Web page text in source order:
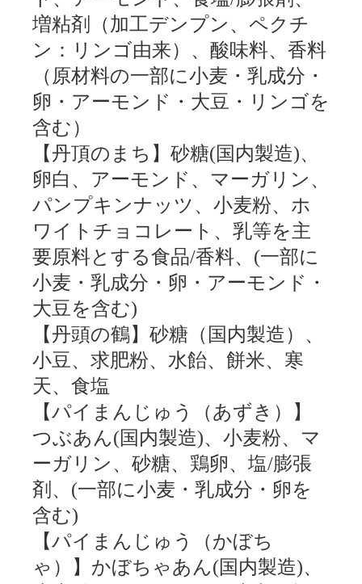
増粘剤（加工デンプン、ペクチ
ン：リンゴ由来）、酸味料、香料
（原材料の一部に小麦・乳成分・
卵・アーモンド・大豆・リンゴを
含む）
【丹頂のまち】砂糖(国内製造)、
卵白、アーモンド、マーガリン、
パンプキンナッツ、小麦粉、ホ
ワイトチョコレート、乳等を主
要原料とする食品/香料、(一部に
小麦・乳成分・卵・アーモンド・
大豆を含む)
【丹頭の鶴】砂糖（国内製造）、
小豆、求肥粉、水飴、餅米、寒
天、食塩
【パイまんじゅう（あずき）】
つぶあん(国内製造)、小麦粉、マ
ーガリン、砂糖、鶏卵、塩/膨張
剤、(一部に小麦・乳成分・卵を
含む)
【パイまんじゅう（かぼち
ゃ）】かぼちゃあん(国内製造)、